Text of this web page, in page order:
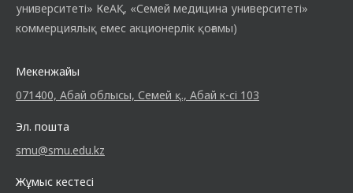
университеті» КеАҚ, «Семей медицина университеті»
коммерциялық емес акционерлік қоғамы)
Мекенжайы
071400, Абай облысы, Семей қ., Абай к-сі 103
Эл. пошта
smu@smu.edu.kz
Жұмыс кестесі